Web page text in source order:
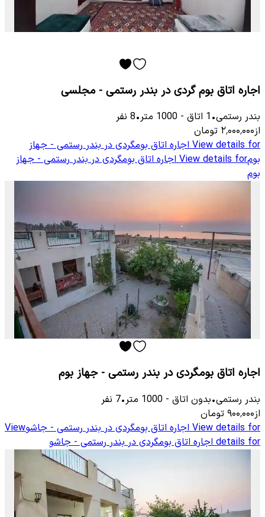
اجاره اتاق بوم گردی در بندر رستمی - مجلسی
بندر رستمی•
1 اتاق -
1000 متر•
8 نفر
از۲٬۰۰۰٬۰۰۰ تومان
View details for اجاره اتاق بومگردی در بندر رستمی - جهاز
بومView details for اجاره اتاق بومگردی در بندر رستمی - جهاز
بوم
اجاره اتاق بومگردی در بندر رستمی - جهاز بوم
بندر رستمی•بدون اتاق -
1000 متر•
7 نفر
از۹۰۰٬۰۰۰ تومان
View details for اجاره اتاق بومگردی در بندر رستمی - جاشوView
details for اجاره اتاق بومگردی در بندر رستمی - جاشو